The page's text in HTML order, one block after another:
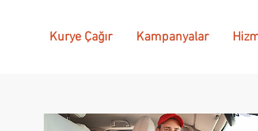
Kurye Çağır Kampanyalar